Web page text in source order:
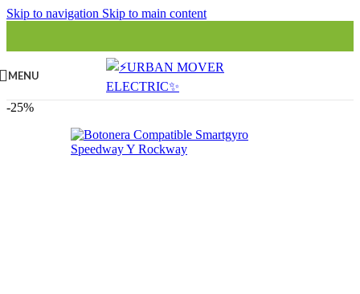
Skip to navigation Skip to main content
MENU
-25%